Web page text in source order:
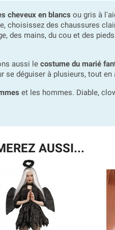
cheveux en blancs ou gris à
des chaussures
des mains, du cou et des
aussi le costume du marié
se déguiser à plusieurs, tout
et les hommes. Diable,
AUSSI...